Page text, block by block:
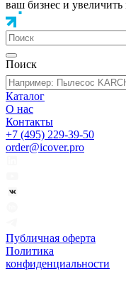
ваш бизнес и
Поиск
Каталог
О нас
Контакты
+7 (495) 229-39-50
order@icover.pro
Публичная оферта
Политика
конфиденциальности